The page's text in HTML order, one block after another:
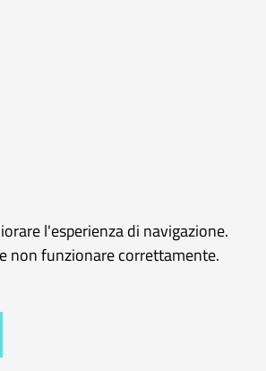
l'esperienza di navigazione.
non funzionare correttamente.